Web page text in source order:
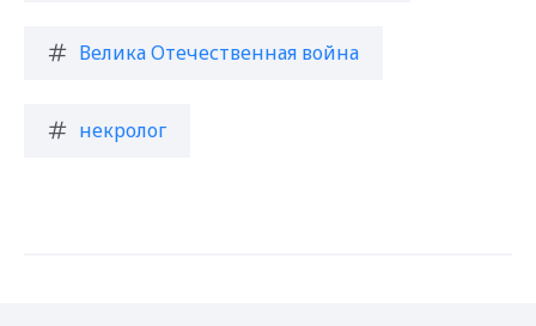
Велика Отечественная война
некролог